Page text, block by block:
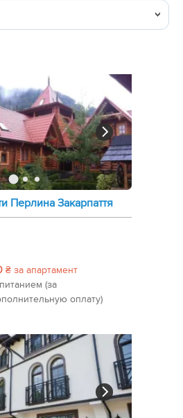
Перлина Закарпаття
₴ за апартамент
(за
оплату)